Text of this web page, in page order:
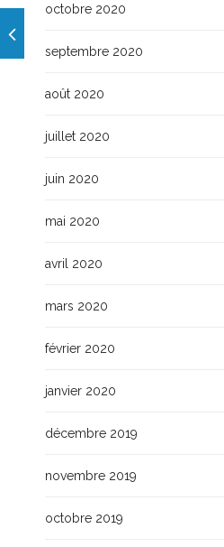
octobre 2020
septembre 2020
août 2020
juillet 2020
juin 2020
mai 2020
avril 2020
mars 2020
février 2020
janvier 2020
décembre 2019
novembre 2019
octobre 2019